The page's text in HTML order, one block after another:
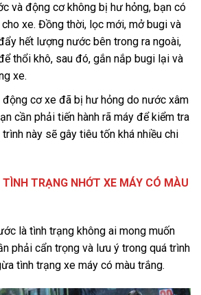
và động cơ không bị hư hỏng, bạn có
xe. Đồng thời, lọc mới, mở bugi và
hết lượng nước bên trong ra ngoài,
thổi khô, sau đó, gắn nắp bugi lại và
xe.
cơ xe đã bị hư hỏng do nước xâm
cần phải tiến hành rã máy để kiểm tra
này sẽ gây tiêu tốn khá nhiều chi
TRẠNG NHỚT XE MÁY CÓ MÀU
là tình trạng không ai mong muốn
phải cẩn trọng và lưu ý trong quá trình
tình trạng xe máy có màu trắng.